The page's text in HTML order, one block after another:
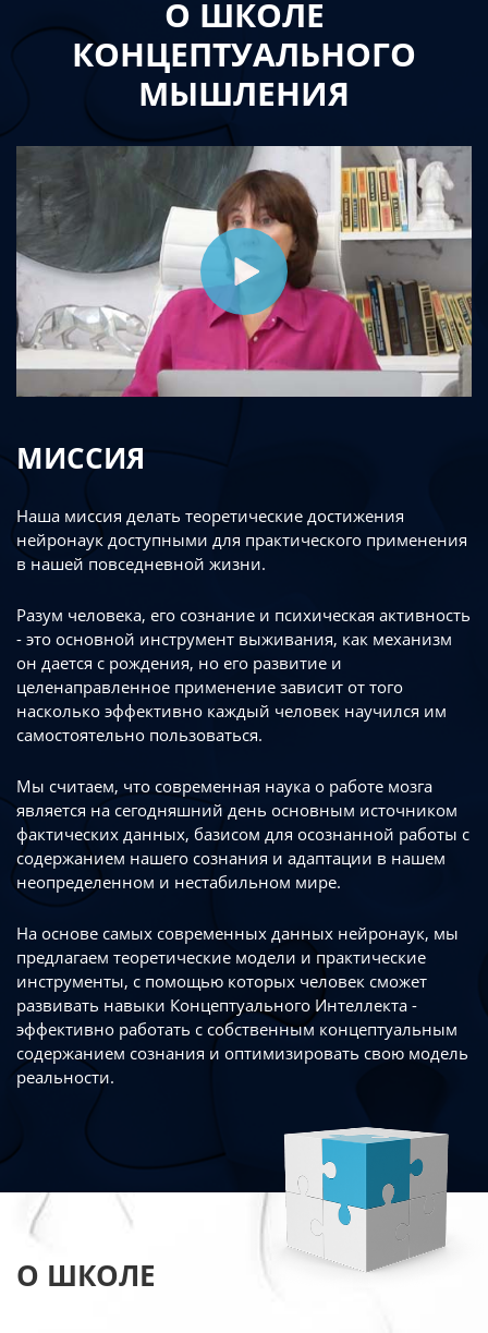
О ШКОЛЕ
КОНЦЕПТУАЛЬНОГО
МЫШЛЕНИЯ
МИССИЯ
Наша миссия делать теоретические достижения
нейронаук доступными для практического применения
в нашей повседневной жизни.
Разум человека, его сознание и психическая активность
- это основной инструмент выживания, как механизм
он дается с рождения, но его развитие и
целенаправленное применение зависит от того
насколько эффективно каждый человек научился им
самостоятельно пользоваться.
Мы считаем, что современная наука о работе мозга
является на сегодняшний день основным источником
фактических данных, базисом для осознанной работы с
содержанием нашего сознания и адаптации в нашем
неопределенном и нестабильном мире.
На основе самых современных данных нейронаук, мы
предлагаем теоретические модели и практические
инструменты, с помощью которых человек сможет
развивать навыки Концептуального Интеллекта -
эффективно работать с собственным концептуальным
содержанием сознания и оптимизировать свою модель
реальности.
О ШКОЛЕ